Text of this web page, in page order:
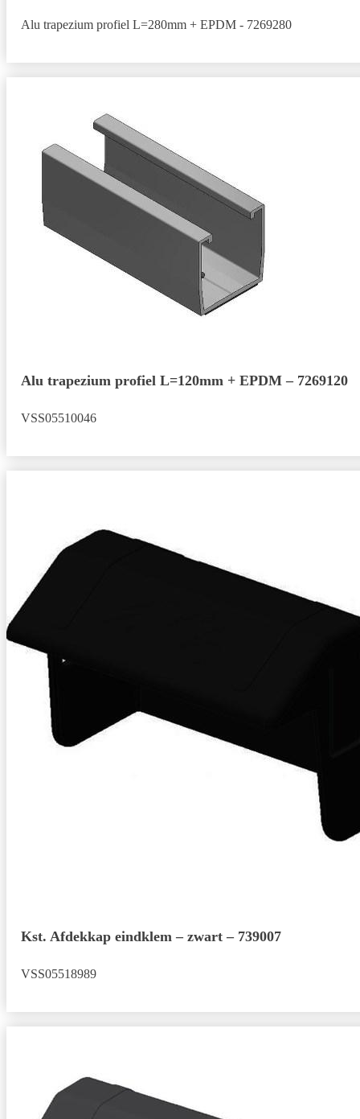
Alu trapezium profiel L=280mm + EPDM - 7269280
Alu trapezium profiel L=120mm + EPDM – 7269120
VSS05510046
Kst. Afdekkap eindklem – zwart – 739007
VSS05518989